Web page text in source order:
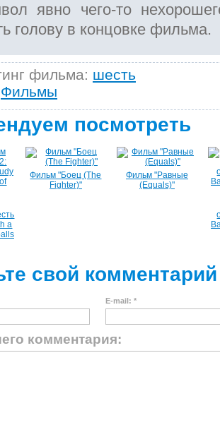
явно чего-то
голову в концовке фильма.
фильма: шесть
Фильмы
посмотреть
a
Фильм "Боец (The
Fighter)"
Фильм "Равные
(Equals)"
свой комментарий
E-mail: *
комментария: